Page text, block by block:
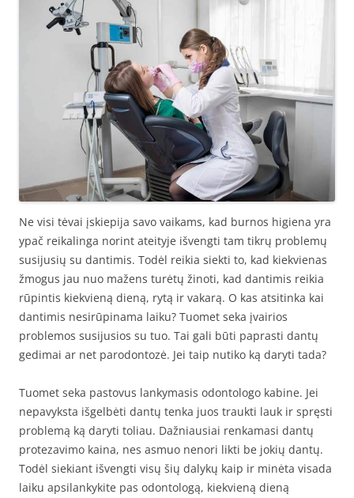
Ne visi tėvai įskiepija savo vaikams, kad burnos higiena yra
ypač reikalinga norint ateityje išvengti tam tikrų problemų
susijusių su dantimis. Todėl reikia siekti to, kad kiekvienas
žmogus jau nuo mažens turėtų žinoti, kad dantimis reikia
rūpintis kiekvieną dieną, rytą ir vakarą. O kas atsitinka kai
dantimis nesirūpinama laiku? Tuomet seka įvairios
problemos susijusios su tuo. Tai gali būti paprasti dantų
gedimai ar net parodontozė. Jei taip nutiko ką daryti tada?
Tuomet seka pastovus lankymasis odontologo kabine. Jei
nepavyksta išgelbėti dantų tenka juos traukti lauk ir spręsti
problemą ką daryti toliau. Dažniausiai renkamasi dantų
protezavimo kaina, nes asmuo nenori likti be jokių dantų.
Todėl siekiant išvengti visų šių dalykų kaip ir minėta visada
laiku apsilankykite pas odontologą, kiekvieną dieną